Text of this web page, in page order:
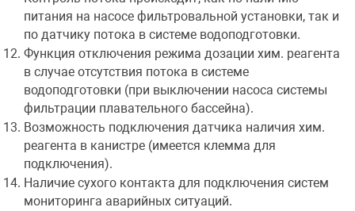
питания на насосе фильтровальной установки, так и
по датчику потока в системе водоподготовки.
Функция отключения режима дозации хим. реагента
в случае отсутствия потока в системе
водоподготовки (при выключении насоса системы
фильтрации плавательного бассейна).
Возможность подключения датчика наличия хим.
реагента в канистре (имеется клемма для
подключения).
Наличие сухого контакта для подключения систем
мониторинга аварийных ситуаций.